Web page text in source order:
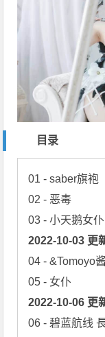
目录
01 - saber旗袍
02 - 恶毒
2022-10-03 更
04 - &Tomoyo
2022-10-06 更
06 - 碧蓝航线